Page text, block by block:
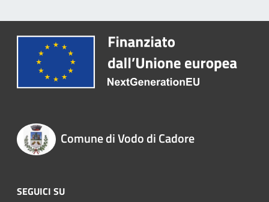
Comune di Vodo di Cadore
SEGUICI SU